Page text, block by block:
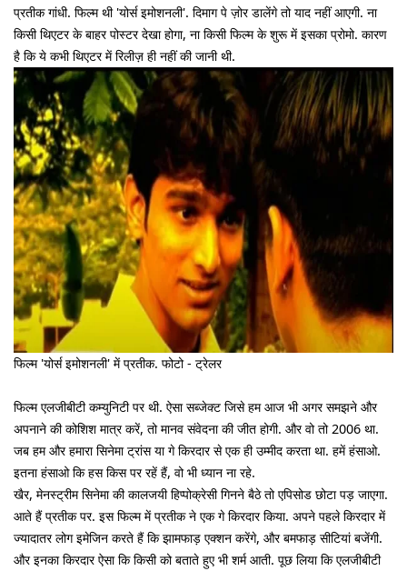
प्रतीक गांधी. फिल्म थी 'योर्स इमोशनली'. दिमाग पे ज़ोर डालेंगे तो याद नहीं आएगी. ना
किसी थिएटर के बाहर पोस्टर देखा होगा, ना किसी फिल्म के शुरू में इसका प्रोमो. कारण
है कि ये कभी थिएटर में रिलीज़ ही नहीं की जानी थी.
फिल्म 'योर्स इमोशनली' में प्रतीक. फोटो - ट्रेलर
फिल्म एलजीबीटी कम्युनिटी पर थी. ऐसा सब्जेक्ट जिसे हम आज भी अगर समझने और
अपनाने की कोशिश मात्र करें, तो मानव संवेदना की जीत होगी. और वो तो 2006 था.
जब हम और हमारा सिनेमा ट्रांस या गे किरदार से एक ही उम्मीद करता था. हमें हंसाओ.
इतना हंसाओ कि हस किस पर रहें हैं, वो भी ध्यान ना रहे.
खैर, मेनस्ट्रीम सिनेमा की कालजयी हिप्पोक्रेसी गिनने बैठे तो एपिसोड छोटा पड़ जाएगा.
आते हैं प्रतीक पर. इस फिल्म में प्रतीक ने एक गे किरदार किया. अपने पहले किरदार में
ज्यादातर लोग इमेजिन करते हैं कि झामफाड़ एक्शन करेंगे, और बमफाड़ सीटियां बजेंगी.
और इनका किरदार ऐसा कि किसी को बताते हुए भी शर्म आती. पूछ लिया कि एलजीबीटी